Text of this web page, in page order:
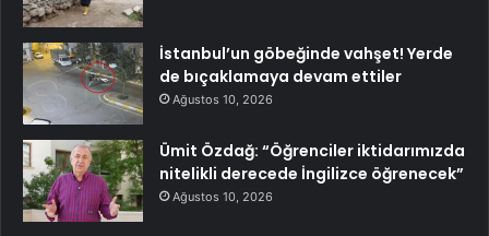
İstanbul’un göbeğinde vahşet! Yerde
de bıçaklamaya devam ettiler
Ağustos 10, 2026
Ümit Özdağ: “Öğrenciler iktidarımızda
nitelikli derecede İngilizce öğrenecek”
Ağustos 10, 2026